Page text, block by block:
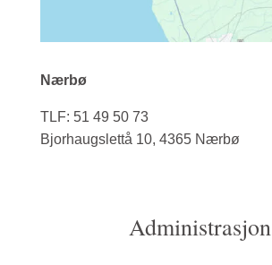
Nærbø
TLF: 51 49 50 73
Bjorhaugslettå 10, 4365 Nærbø
Administrasjon